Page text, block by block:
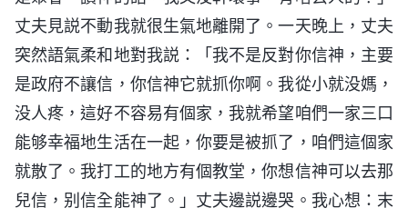
丈夫見説不動我就很生氣地離開了。一天晚上，丈夫
突然語氣柔和地對我説：「我不是反對你信神，主要
是政府不讓信，你信神它就抓你啊。我從小就没媽，
没人疼，這好不容易有個家，我就希望咱們一家三口
能够幸福地生活在一起，你要是被抓了，咱們這個家
就散了。我打工的地方有個教堂，你想信神可以去那
兒信，别信全能神了。」丈夫邊説邊哭。我心想：末